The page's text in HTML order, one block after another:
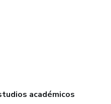
académicos